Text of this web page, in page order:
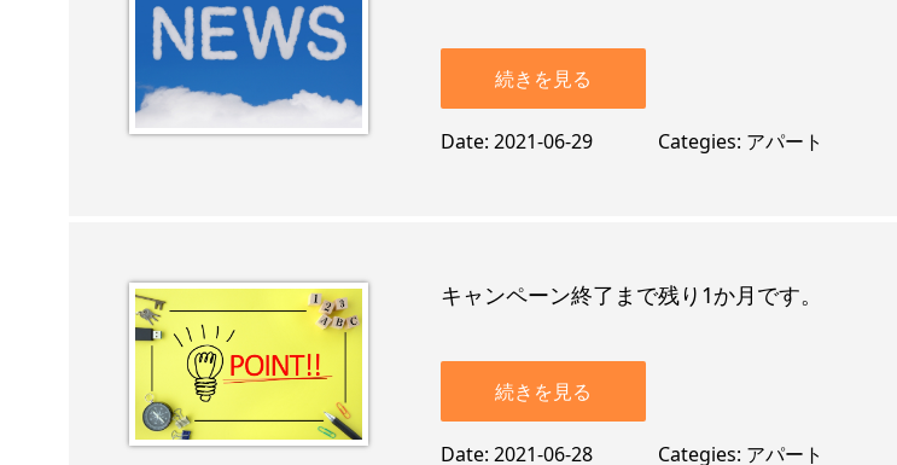
続きを見る
Date 2021-06-29 Categies アパート
キャンペーン終了まで残り1か月です。
続きを見る
Date 2021-06-28 Categies アパート